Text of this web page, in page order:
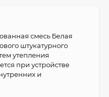
смесь Белая
штукатурного
утепления
при устройстве
и